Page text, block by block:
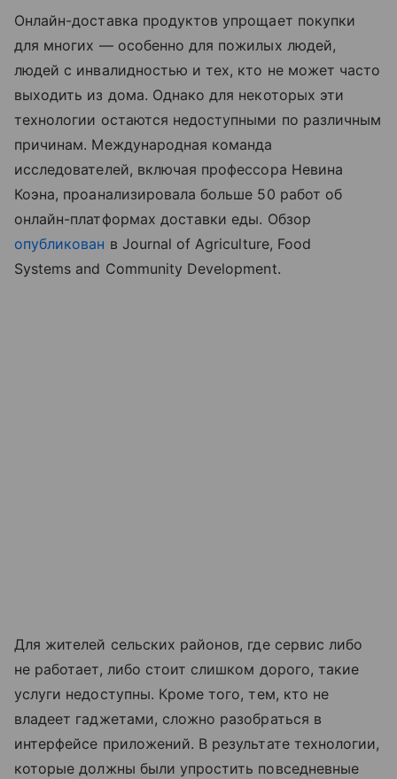
Онлайн-доставка продуктов упрощает покупки
для многих — особенно для пожилых людей,
людей с инвалидностью и тех, кто не может часто
выходить из дома. Однако для некоторых эти
технологии остаются недоступными по различным
причинам. Международная команда
исследователей, включая профессора Невина
Коэна, проанализировала больше 50 работ об
онлайн-платформах доставки еды. Обзор
опубликован в Journal of Agriculture, Food
Systems and Community Development.
Для жителей сельских районов, где сервис либо
не работает, либо стоит слишком дорого, такие
услуги недоступны. Кроме того, тем, кто не
владеет гаджетами, сложно разобраться в
интерфейсе приложений. В результате технологии,
которые должны были упростить повседневные